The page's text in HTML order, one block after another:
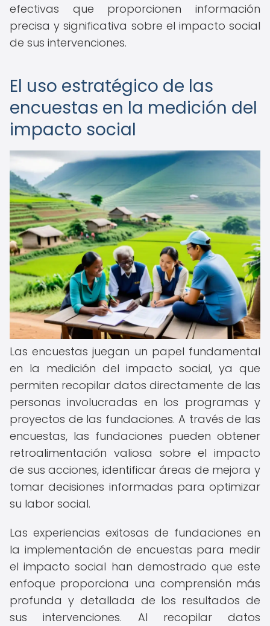
efectivas que proporcionen información
precisa y significativa sobre el impacto social
de sus intervenciones.
El uso estratégico de las
encuestas en la medición del
impacto social
Las encuestas juegan un papel fundamental
en la medición del impacto social, ya que
permiten recopilar datos directamente de las
personas involucradas en los programas y
proyectos de las fundaciones. A través de las
encuestas, las fundaciones pueden obtener
retroalimentación valiosa sobre el impacto
de sus acciones, identificar áreas de mejora y
tomar decisiones informadas para optimizar
su labor social.
Las experiencias exitosas de fundaciones en
la implementación de encuestas para medir
el impacto social han demostrado que este
enfoque proporciona una comprensión más
profunda y detallada de los resultados de
sus intervenciones. Al recopilar datos